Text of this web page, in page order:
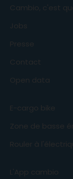
Cambio, c'est
Jobs
Presse
Contact
Open data
E-cargo bike
Zone de basse
Rouler à
L'App cambio